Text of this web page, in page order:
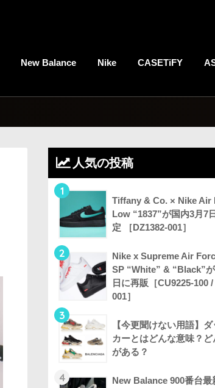
New Balance Nike CASETiFY
人気の投稿
1
Tiffany & Co. × Nike Air
Low “1837”が国内3月7
定 ［DZ1382-001］
2
Nike x Supreme Air
SP “White” & “Black”
日に再販［CU9225-100
001］
3
【今更聞けない用語】
カーとはどんな意味？
がある？
4
New Balance 900番台最